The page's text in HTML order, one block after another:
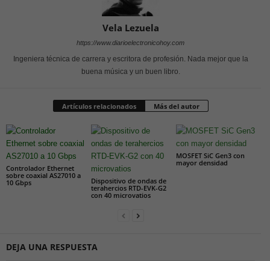
Vela Lezuela
https://www.diarioelectronicohoy.com
Ingeniera técnica de carrera y escritora de profesión. Nada mejor que la
buena música y un buen libro.
Artículos relacionados Más del autor
Controlador Ethernet
sobre coaxial AS27010 a
10 Gbps
Dispositivo de ondas de
terahercios RTD-EVK-G2
con 40 microvatios
MOSFET SiC Gen3 con
mayor densidad
DEJA UNA RESPUESTA